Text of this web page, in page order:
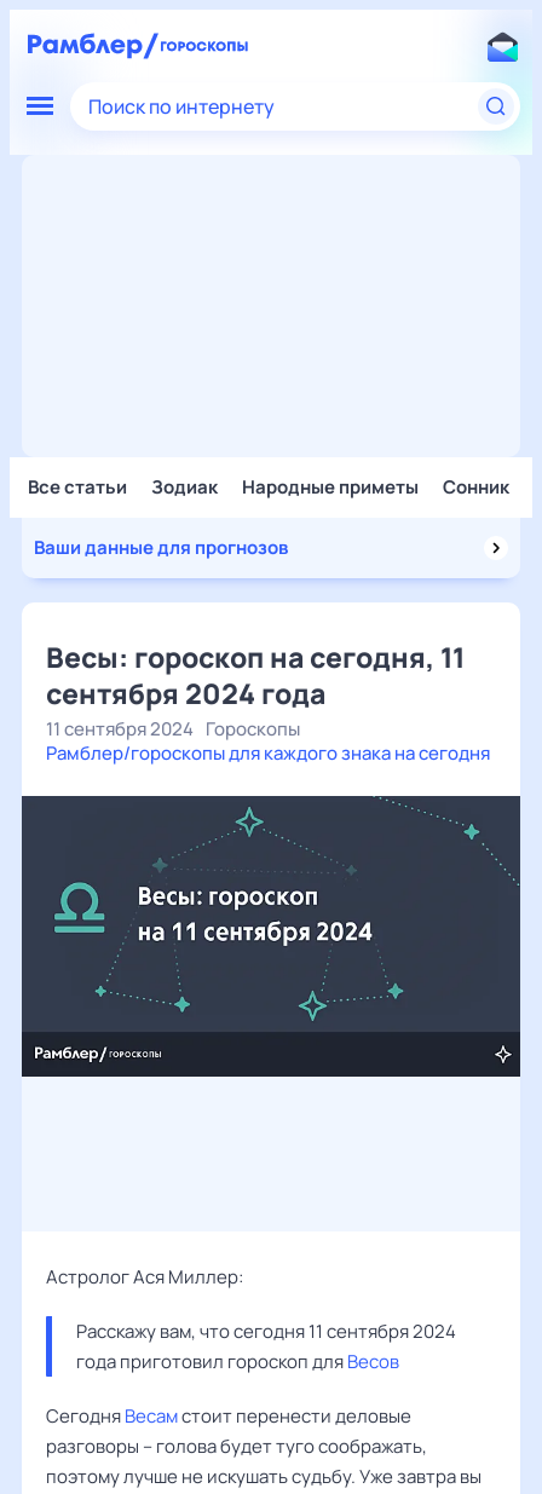
Поиск по интернету
Все статьи Зодиак Народные приметы Сонник
Ваши данные для прогнозов
Весы: гороскоп на сегодня, 11
сентября 2024 года
11 сентября 2024 Гороскопы
Рамблер/гороскопы для каждого знака на сегодня
Астролог Ася Миллер:
Расскажу вам, что сегодня 11 сентября 2024
года приготовил гороскоп для Весов
СегодняВесамстоит перенести деловые
разговоры – голова будет туго соображать,
поэтому лучше не искушать судьбу. Уже завтра вы